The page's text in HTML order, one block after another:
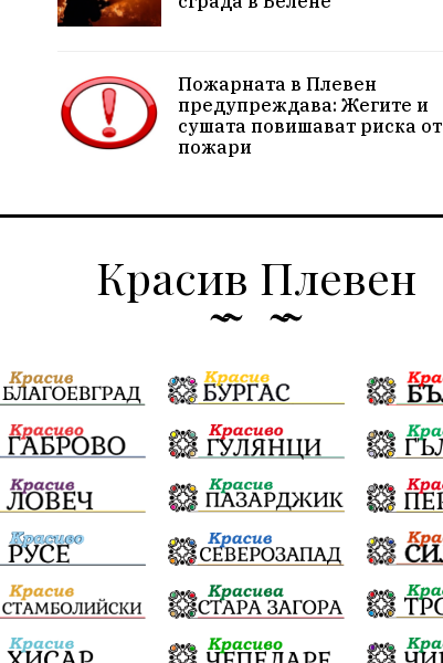
Пожарната в Плевен
предупреждава: Жегите и
сушата повишават риска от
пожари
Красив Плевен